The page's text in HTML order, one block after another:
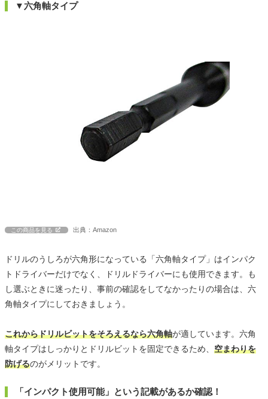
▼六角軸タイプ
この商品を見る 出典：Amazon
ドリルのうしろが六角形になっている「六角軸タイプ」はインパク
トドライバーだけでなく、ドリルドライバーにも使用できます。も
し選ぶときに迷ったり、事前の確認をしてなかったりの場合は、六
角軸タイプにしておきましょう。
これからドリルビットをそろえるなら六角軸が適しています。六角
軸タイプはしっかりとドリルビットを固定できるため、 空まわりを
防げるのがメリットです。
「インパクト使用可能」という記載があるか確認！